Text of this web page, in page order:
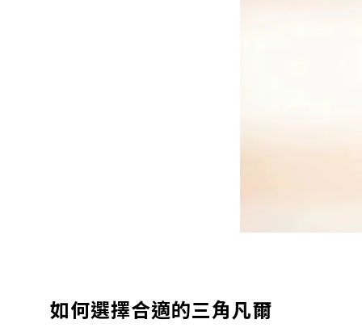
如何選擇合適的三角凡爾